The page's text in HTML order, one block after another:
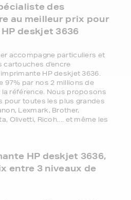
des
au meilleur prix pour
deskjet 3636
accompagne particuliers et
cartouches d'encre
HP deskjet 3636.
97% par nos 2 millions de
référence. Nous proposons
pour toutes les plus grandes
Lexmark, Brother,
Olivetti, Ricoh.... et même les
HP deskjet 3636,
entre 3 niveaux de